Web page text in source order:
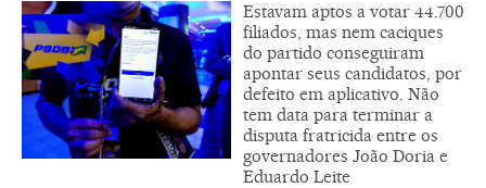
Estavam aptos a votar 44.700
filiados, mas nem caciques
do partido conseguiram
apontar seus candidatos, por
defeito em aplicativo. Não
tem data para terminar a
disputa fratricida entre os
governadores João Doria e
Eduardo Leite